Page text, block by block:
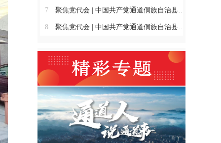
7 聚焦党代会 | 中国共产党通道侗族自治县第十四次代表大会开幕
8 聚焦党代会 | 中国共产党通道侗族自治县第十四次代表大会主席团举行第三、四、五、六次会议